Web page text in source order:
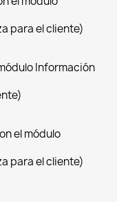
para el cliente)
Información
el módulo
para el cliente)